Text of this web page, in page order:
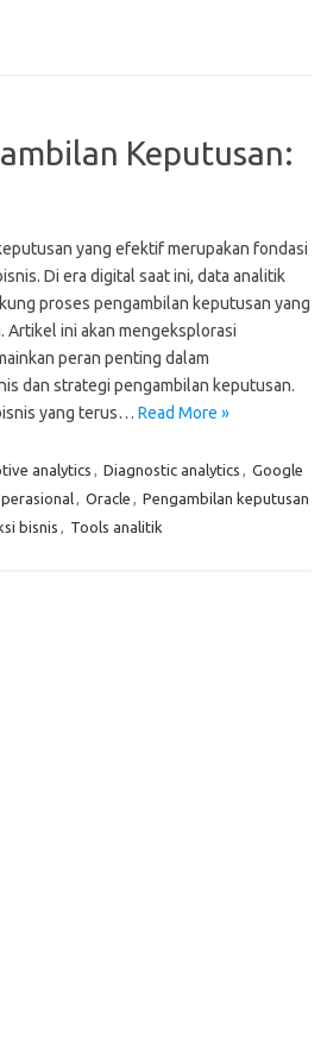
Keputusan:
yang efektif merupakan fondasi
Di era digital saat ini, data analitik
proses pengambilan keputusan yang
Artikel ini akan mengeksplorasi
peran penting dalam
dan strategi pengambilan keputusan.
yang terus… Read More »
analytics , Diagnostic analytics , Google
, Oracle , Pengambilan keputusan
bisnis , Tools analitik